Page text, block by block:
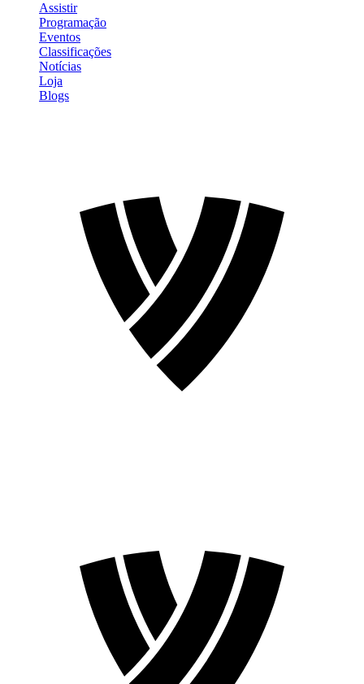
Assistir
Programação
Eventos
Classificações
Notícias
Loja
Blogs